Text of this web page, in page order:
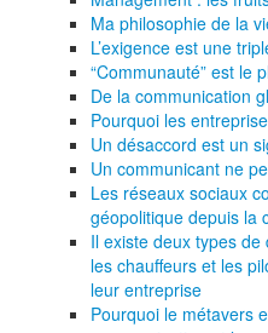
Ma philosophie de la
L’exigence est une
“Communauté” est le
De la communication
Pourquoi les
Un désaccord est un
Un communicant ne
Les réseaux sociaux
géopolitique depuis la
Il existe deux types
les chauffeurs et les
leur entreprise
Pourquoi le métavers